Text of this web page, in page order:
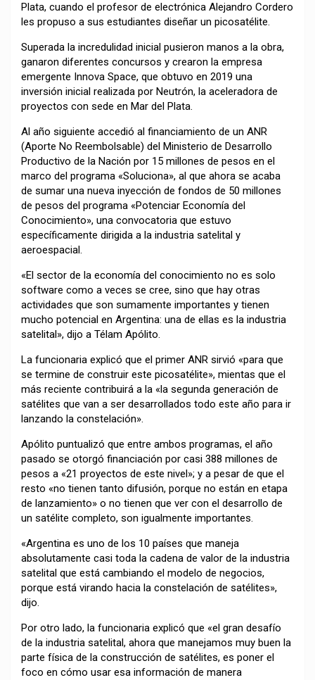
Plata, cuando el profesor de electrónica Alejandro Cordero
les propuso a sus estudiantes diseñar un picosatélite.
Superada la incredulidad inicial pusieron manos a la obra,
ganaron diferentes concursos y crearon la empresa
emergente Innova Space, que obtuvo en 2019 una
inversión inicial realizada por Neutrón, la aceleradora de
proyectos con sede en Mar del Plata.
Al año siguiente accedió al financiamiento de un ANR
(Aporte No Reembolsable) del Ministerio de Desarrollo
Productivo de la Nación por 15 millones de pesos en el
marco del programa «Soluciona», al que ahora se acaba
de sumar una nueva inyección de fondos de 50 millones
de pesos del programa «Potenciar Economía del
Conocimiento», una convocatoria que estuvo
específicamente dirigida a la industria satelital y
aeroespacial.
«El sector de la economía del conocimiento no es solo
software como a veces se cree, sino que hay otras
actividades que son sumamente importantes y tienen
mucho potencial en Argentina: una de ellas es la industria
satelital», dijo a Télam Apólito.
La funcionaria explicó que el primer ANR sirvió «para que
se termine de construir este picosatélite», mientas que el
más reciente contribuirá a la «la segunda generación de
satélites que van a ser desarrollados todo este año para ir
lanzando la constelación».
Apólito puntualizó que entre ambos programas, el año
pasado se otorgó financiación por casi 388 millones de
pesos a «21 proyectos de este nivel»; y a pesar de que el
resto «no tienen tanto difusión, porque no están en etapa
de lanzamiento» o no tienen que ver con el desarrollo de
un satélite completo, son igualmente importantes.
«Argentina es uno de los 10 países que maneja
absolutamente casi toda la cadena de valor de la industria
satelital que está cambiando el modelo de negocios,
porque está virando hacia la constelación de satélites»,
dijo.
Por otro lado, la funcionaria explicó que «el gran desafío
de la industria satelital, ahora que manejamos muy buen la
parte física de la construcción de satélites, es poner el
foco en cómo usar esa información de manera